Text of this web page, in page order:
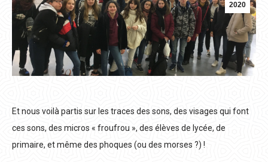
2020
Et nous voilà partis sur les traces des sons, des visages qui font
ces sons, des micros « froufrou », des élèves de lycée, de
primaire, et même des phoques (ou des morses ?) !